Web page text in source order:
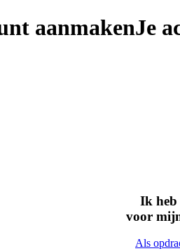
aanmakenJe
Ik heb
voor
Als